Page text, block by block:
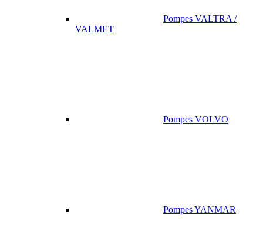
Pompes VALTRA /
VALMET
Pompes VOLVO
Pompes YANMAR